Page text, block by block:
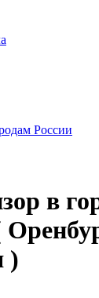
России
в
)